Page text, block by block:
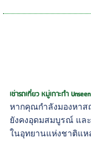
เช่ารถเที่ยว หมู่เกาะกำ
หากคุณกำลังมองหาส
ยังคงอุดมสมบูรณ์ แล
ในอุทยานแห่งชาติแห